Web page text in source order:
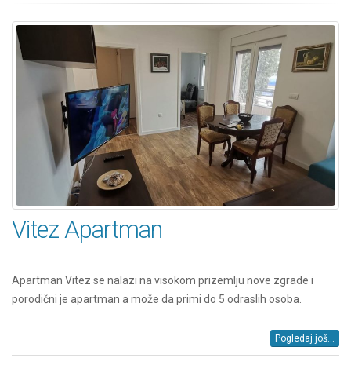
Vitez Apartman
Apartman Vitez se nalazi na visokom prizemlju nove zgrade i
porodični je apartman a može da primi do 5 odraslih osoba.
Pogledaj još...